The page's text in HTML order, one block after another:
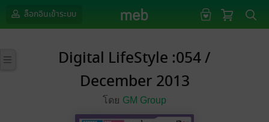
ล็อกอินเข้าระบบ
Digital LifeStyle :054 /
December 2013
โดย GM Group